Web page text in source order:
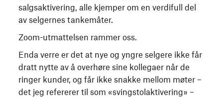
salgsaktivering, alle kjemper om en verdifull del
av selgernes tankemåter.
Zoom-utmattelsen rammer oss.
Enda verre er det at nye og yngre selgere ikke får
dratt nytte av å overhøre sine kollegaer når de
ringer kunder, og får ikke snakke mellom møter –
det jeg refererer til som «svingstolaktivering» –